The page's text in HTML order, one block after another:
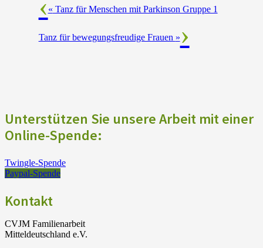
« Tanz für Menschen mit Parkinson Gruppe 1
Tanz für bewegungsfreudige Frauen »
Unterstützen Sie unsere Arbeit mit einer
Online-Spende:
Twingle-Spende
Paypal-Spende
Kontakt
CVJM Familienarbeit
Mitteldeutschland e.V.